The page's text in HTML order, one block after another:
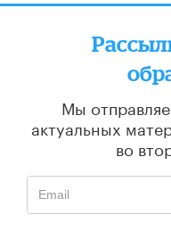
Мы
актуальных
во